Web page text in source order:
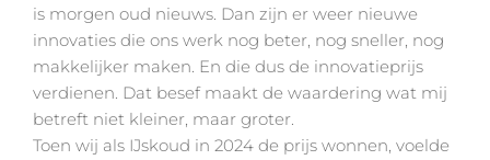
is morgen oud nieuws. Dan zijn er weer nieuwe
innovaties die ons werk nog beter, nog sneller, nog
makkelijker maken. En die dus de innovatieprijs
verdienen. Dat besef maakt de waardering wat mij
betreft niet kleiner, maar groter.
Toen wij als IJskoud in 2024 de prijs wonnen, voelde